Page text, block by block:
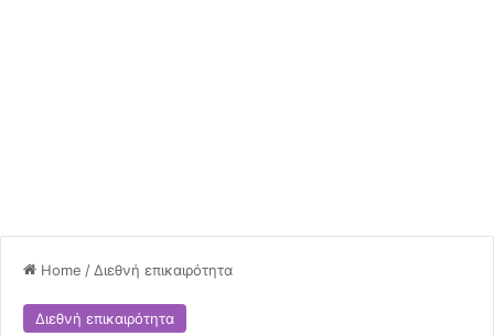
Home / Διεθνή επικαιρότητα
Διεθνή επικαιρότητα